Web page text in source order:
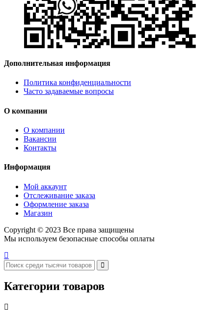
Дополнительная информация
Политика конфиденциальности
Часто задаваемые вопросы
О компании
О компании
Вакансии
Контакты
Информация
Мой аккаунт
Отслеживание заказа
Оформление заказа
Магазин
Copyright © 2023 Все права защищены
Мы используем безопасные способы оплаты
Категории товаров